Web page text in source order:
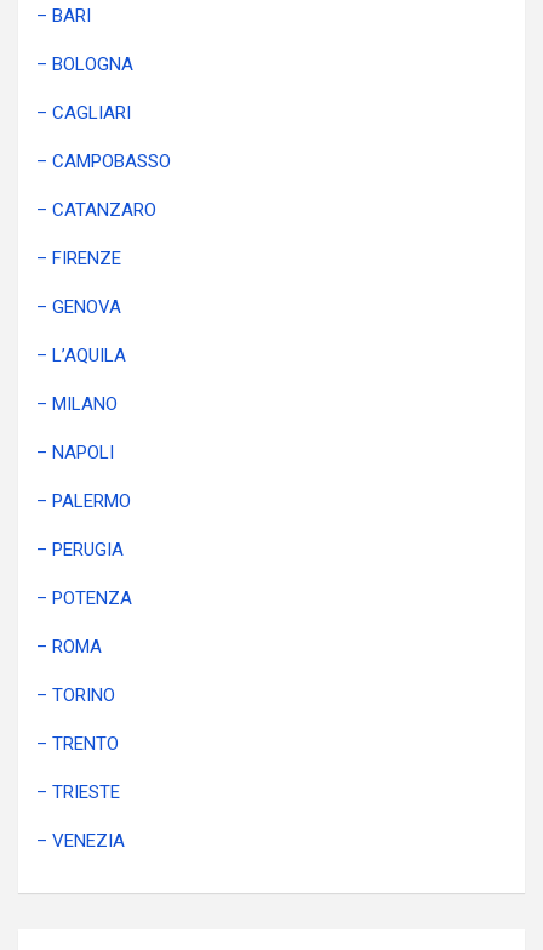
– BARI
– BOLOGNA
– CAGLIARI
– CAMPOBASSO
– CATANZARO
– FIRENZE
– GENOVA
– L’AQUILA
– MILANO
– NAPOLI
– PALERMO
– PERUGIA
– POTENZA
– ROMA
– TORINO
– TRENTO
– TRIESTE
– VENEZIA